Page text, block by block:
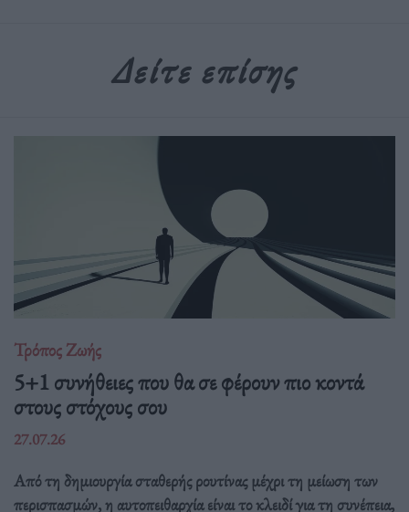
Δείτε επίσης
Τρόπος Ζωής
5+1 συνήθειες που θα σε φέρουν πιο κοντά
στους στόχους σου
27.07.26
Από τη δημιουργία σταθερής ρουτίνας μέχρι τη μείωση των
περισπασμών, η αυτοπειθαρχία είναι το κλειδί για τη συνέπεια,